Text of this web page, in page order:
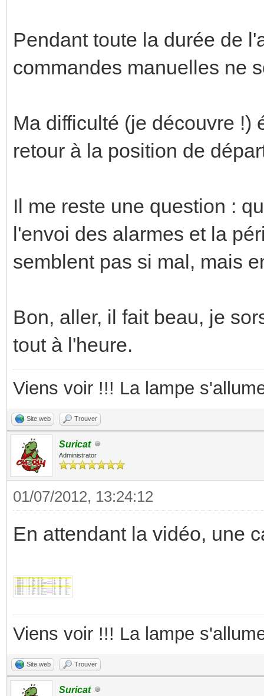
Pendant toute la durée de
commandes manuelles ne
Ma difficulté (je découvre !)
retour à la position de
Il me reste une question :
l'envoi des alarmes et la
semblent pas si mal, mais
Bon, aller, il fait beau, je
tout à l'heure.
Viens voir !!! La lampe
Site web Trouver
Suricat
Administrator
01/07/2012, 13:24:12
En attendant la vidéo, une
Viens voir !!! La lampe
Site web Trouver
Suricat